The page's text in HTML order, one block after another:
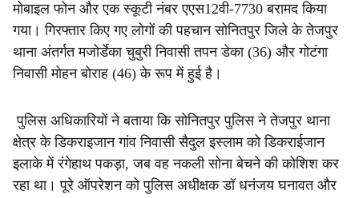
मोबाइल फोन और एक स्कूटी नंबर एएस12वी-7730 बरामद किया
गया। गिरफ्तार किए गए लोगों की पहचान सोनितपुर जिले के तेजपुर
थाना अंतर्गत मजोर्डेका चुबुरी निवासी तपन डेका (36) और गोटंगा
निवासी मोहन बोराह (46) के रूप में हुई है।
पुलिस अधिकारियों ने बताया कि सोनितपुर पुलिस ने तेजपुर थाना
क्षेत्र के डिकराइजान गांव निवासी सैदुल इस्लाम को डिकराईजान
इलाके में रंगेहाथ पकड़ा, जब वह नकली सोना बेचने की कोशिश कर
रहा था। पूरे ऑपरेशन को पुलिस अधीक्षक डॉ धनंजय घनावत और